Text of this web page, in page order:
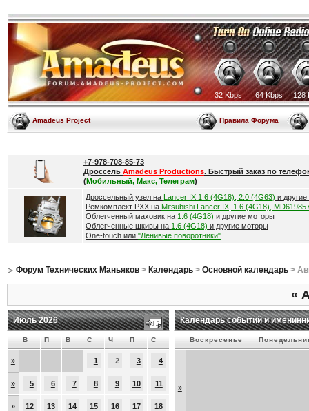
32 Kbps 64 Kbps 128
Amadeus Project Правила Форума
+7-978-708-85-73
Дроссель Amadeus Productions. Быстрый заказ по
(Мобильный, Макс, Телеграм)
Дроссельный узел на Lancer IX 1.6 (4G18), 2.0 (4G63) и
Ремкомплект РХХ на Mitsubishi Lancer IX, 1.6 (4G18),
Облегченный маховик на 1.6 (4G18) и другие моторы
Облегченные шкивы на 1.6 (4G18) и другие моторы
One-touch или "Ленивые поворотники"
Форум Технических Маньяков> Календарь> Основной календарь>
«
Июль 2026
В П В С Ч П С
» 1 2 3 4
» 5 6 7 8 9 10 11
» 12 13 14 15 16 17 18
Календарь событий и
Воскресенье
»